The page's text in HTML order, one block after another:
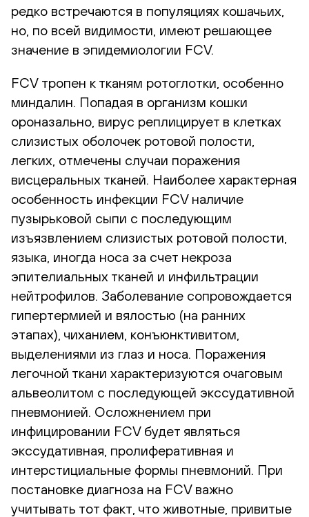
редко встречаются в популяциях кошачьих,
но, по всей видимости, имеют решающее
значение в эпидемиологии FCV.
FCV тропен к тканям ротоглотки, особенно
миндалин. Попадая в организм кошки
ороназально, вирус реплицирует в клетках
слизистых оболочек ротовой полости,
легких, отмечены случаи поражения
висцеральных тканей. Наиболее характерная
особенность инфекции FCV наличие
пузырьковой сыпи с последующим
изъязвлением слизистых ротовой полости,
языка, иногда носа за счет некроза
эпителиальных тканей и инфильтрации
нейтрофилов. Заболевание сопровождается
гипертермией и вялостью (на ранних
этапах), чиханием, конъюнктивитом,
выделениями из глаз и носа. Поражения
легочной ткани характеризуются очаговым
альвеолитом с последующей экссудативной
пневмонией. Осложнением при
инфицировании FCV будет являться
экссудативная, пролиферативная и
интерстициальные формы пневмоний. При
постановке диагноза на FCV важно
учитывать тот факт, что животные, привитые